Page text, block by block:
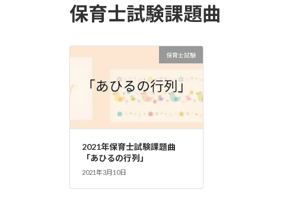
保育士試験課題曲
保育士試験
2021年保育士試験課題曲
「あひるの行列」
2021年3月10日